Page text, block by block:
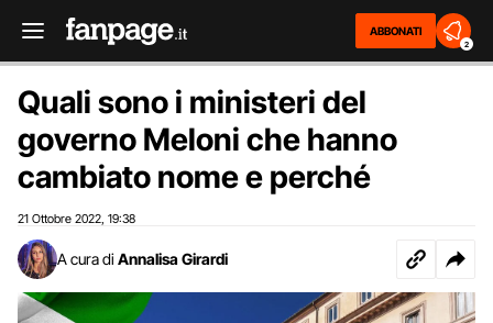
ABBONATI
2
Quali sono i ministeri del
governo Meloni che hanno
cambiato nome e perché
21 Ottobre 2022 19:38
A cura di Annalisa Girardi